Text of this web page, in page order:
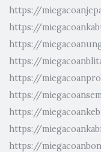
https://
https://
https://
https://
https://
https://
https://
https://
https://